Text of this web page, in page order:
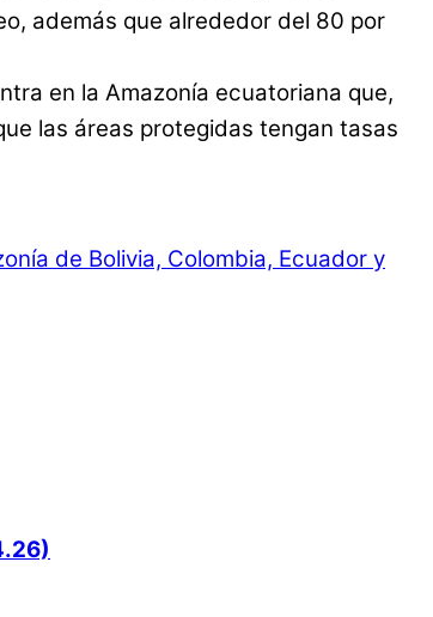
además que alrededor del 80 por
en la Amazonía ecuatoriana que,
las áreas protegidas tengan tasas
de Bolivia, Colombia, Ecuador y